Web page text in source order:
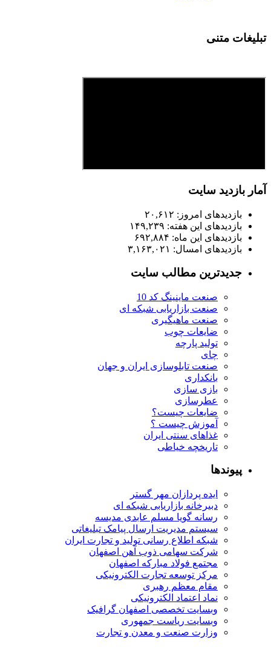
تبلیغات متنی
آمار بازدید سایت
بازدیدهای امروز: ۲۰,۶۱۲
بازدیدهای این هفته: ۱۴۹,۲۳۹
بازدیدهای این ماه: ۶۹۲,۸۸۴
بازدیدهای امسال: ۳,۱۶۳,۰۲۱
جدیدترین مطالب سایت
صنعت ماینینگ کد 10
صنعت بازاریابی شبکه ای
صنعت ماهیگیری
ضایعات چوب
تولید پارچه
چای
صنعت تابلوسازی ایران و جهان
بانکداری
بازی سازی
عطرسازی
ضایعات چیست؟
آموزش چیست ؟
غذاهای سنتی ایران
تاریخچه خیاطی
پیوندها
ایده پردازان مهر گستر
دبیرخانه بازاریابی شبکه ای
رسانه گویا مسلم عابدی مدیسه
سیستم مدیریت ارسال پیامک تبلیغاتی
شبکه اطلاع رسانی تولید و تجارت ایران
شرکت سهامی ذوب آهن اصفهان
مجتمع فولاد مبارکه اصفهان
مرکز توسعه تجارت الکترونیکی
مقام معظم رهبری
نماد اعتماد الکترونیکی
وبسایت تخصصی اصفهان گرافیک
وبسایت ریاست جمهوری
وزارت صنعت و معدن و تجارت